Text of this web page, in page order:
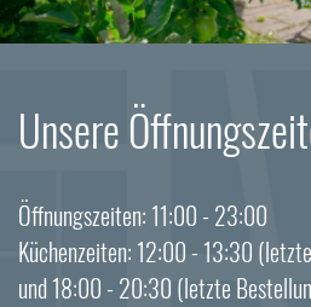
Unsere
Öffnungszeiten: 11:00 - 23:00
Küchenzeiten: 12:00 - 13:30
und 18:00 - 20:30 (letzte